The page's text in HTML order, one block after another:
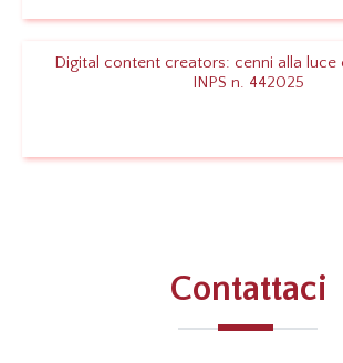
Digital content creators: cenni alla luce
INPS n. 442025
Contattaci